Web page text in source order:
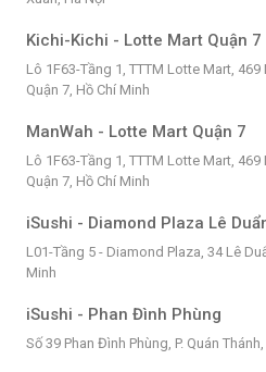
Kichi-Kichi - Lotte Mart Quận 7
Lô 1F63-Tầng 1, TTTM Lotte Mart, 469
Quận 7, Hồ Chí Minh
ManWah - Lotte Mart Quận 7
Lô 1F63-Tầng 1, TTTM Lotte Mart, 469
Quận 7, Hồ Chí Minh
iSushi - Diamond Plaza Lê
L01-Tầng 5 - Diamond Plaza, 34 Lê
Minh
iSushi - Phan Đình Phùng
Số 39 Phan Đình Phùng, P. Quán